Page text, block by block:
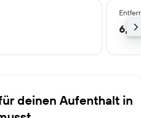
6,5
deinen Aufenthalt in